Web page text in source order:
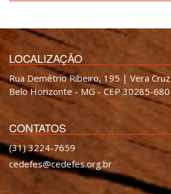
LOCALIZAÇÃO
Rua Demétrio Ribeiro, 195 | Vera Cruz
Belo Horizonte - MG - CEP 30285-680
CONTATOS
(31) 3224-7659
cedefes@cedefes.org.br